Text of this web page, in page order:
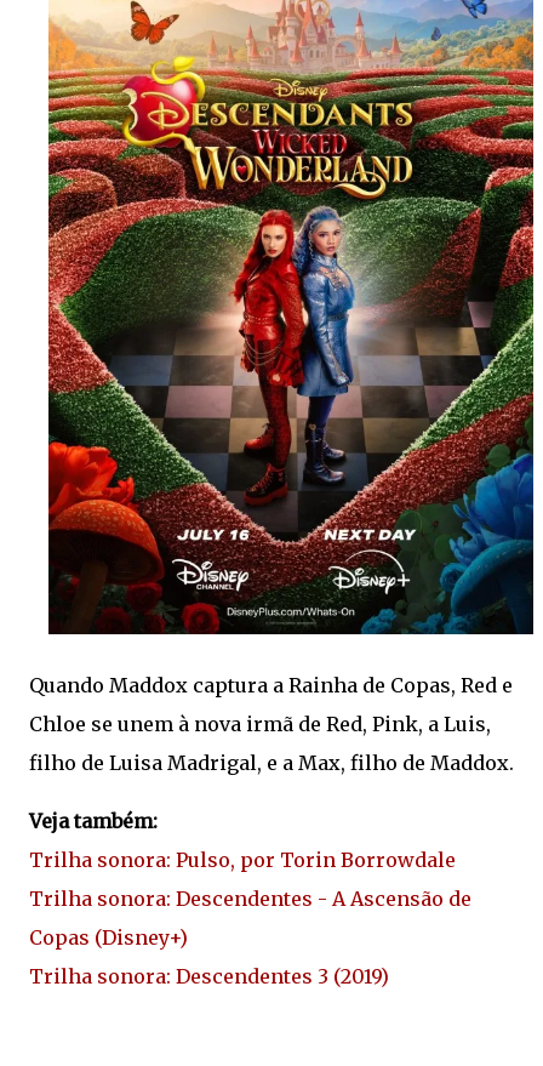
Quando Maddox captura a Rainha de Copas, Red e
Chloe se unem à nova irmã de Red, Pink, a Luis,
filho de Luisa Madrigal, e a Max, filho de Maddox.
Veja também:
Trilha sonora: Pulso, por Torin Borrowdale
Trilha sonora: Descendentes - A Ascensão de
Copas (Disney+)
Trilha sonora: Descendentes 3 (2019)